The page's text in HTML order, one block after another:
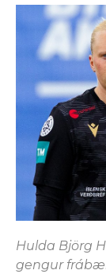
Hulda Björg
gengur